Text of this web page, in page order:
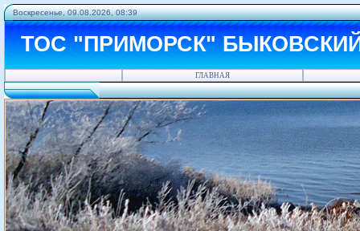
Воскресенье, 09.08.2026, 08:39
ТОС "ПРИМОРСК"
ГЛАВНАЯ